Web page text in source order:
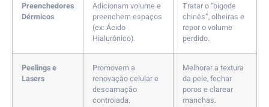
Preenchedores
Dérmicos
Adicionam volume e
preenchem espaços
(ex: Ácido
Hialurônico).
Tratar o “bigode
chinês”, olheiras e
repor o volume
perdido.
Peelings e
Lasers
Promovem a
renovação celular e
descamação
controlada.
Melhorar a textura
da pele, fechar
poros e clarear
manchas.